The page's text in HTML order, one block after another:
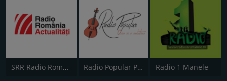
SRR Radio România Actualităţi Radio Popular Petrecere Radio 1 Manele